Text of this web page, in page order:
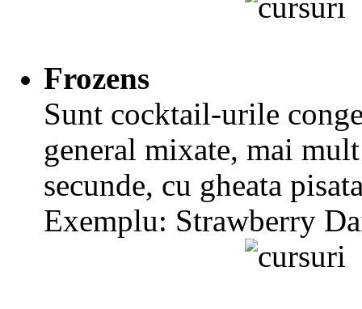
Frozens
Sunt cocktail-urile
general mixate, mai
secunde, cu gheata
Exemplu: Strawberry